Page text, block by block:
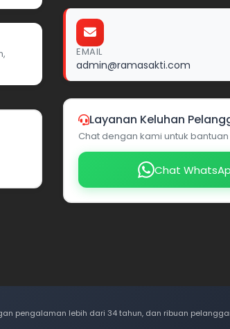
EMAIL
admin@ramasakti.com
Layanan Keluhan
Chat dengan kami untuk bantuan
Chat
pengalaman lebih dari 34 tahun, dan ribuan